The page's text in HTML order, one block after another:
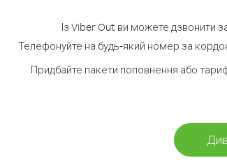
Із Viber Out ви можете дзвонити
Телефонуйте на будь-який номер за
Придбайте пакети поповнення або